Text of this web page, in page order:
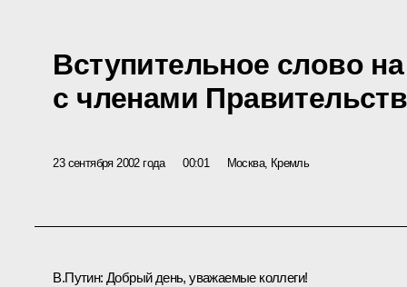
Вступительное слово
с членами
23 сентября 2002 года 00:01 Москва, Кремль
В.Путин: Добрый день, уважаемые коллеги!